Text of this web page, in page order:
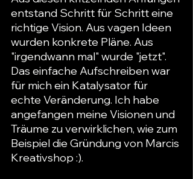
entstand Schritt für Schritt eine
richtige Vision. Aus vagen Ideen
wurden konkrete Pläne. Aus
"irgendwann mal" wurde "jetzt".
Das einfache Aufschreiben war
für mich ein Katalysator für
echte Veränderung. Ich habe
angefangen meine Visionen und
Träume zu verwirklichen, wie zum
Beispiel die Gründung von Marcis
Kreativshop :).